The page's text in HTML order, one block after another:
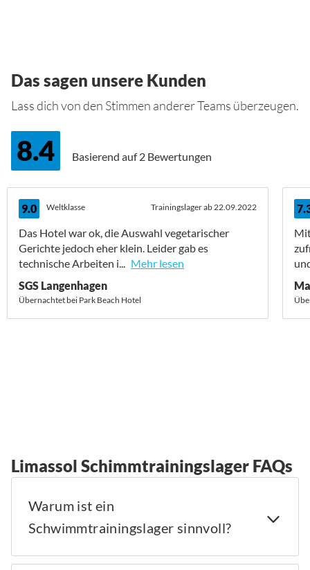
Das sagen unsere Kunden
Lass dich von den Stimmen anderer Teams überzeugen.
8.4 Basierend auf2 Bewertungen
9.0 Weltklasse Trainingslager ab 22.09.2022
Das Hotel war ok, die Auswahl vegetarischer
Gerichte jedoch eher klein. Leider gab es
technische Arbeiten i... Mehr lesen
SGS Langenhagen
Übernachtet bei Park Beach Hotel
Limassol Schimmtrainingslager FAQs
Warum ist ein
Schwimmtrainingslager sinnvoll?